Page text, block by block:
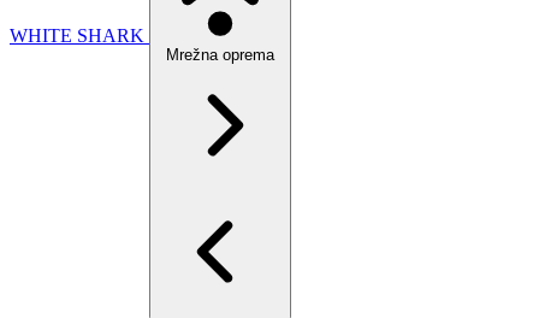
WHITE SHARK
Mrežna oprema